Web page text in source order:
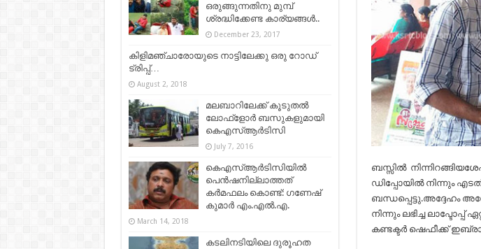
ബസ്സില്‍
ഡിപ്പോയില്‍ നിന്നും
ബന്ധപ്പെട്ടു.അദ്ദേഹം
നിന്നും ലഭിച്ച
കണ്ടക്ടര്‍ ഷെഫീക്ക്
ഒരുങ്ങുന്നതിനു മുമ്പ്
ശ്രദ്ധിക്കേണ്ട കാര്യങ്ങള്‍..
December 23, 2017
കിളിമഞ്ചാരോയുടെ നാട്ടിലേക്കു ഒരു റോഡ്
ട്രിപ്പ്…
August 2, 2018
മലബാറിലേക്ക് കൂടുതല്‍
ലോഫ്ളോര്‍ ബസുകളുമായി
കെഎസ്ആര്‍ടിസി
July 7, 2016
കെഎസ്ആർടിസിയില്‍
പെൻഷനില്ലാത്തത്
കർമഫലം കൊണ്ട്: ഗണേഷ്
കുമാര്‍ എം.എല്‍.എ.
March 14, 2018
കടലിനടിയിലെ ദുരൂഹത